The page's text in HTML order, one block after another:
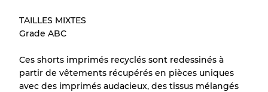
Notre système à 3 niveaux
Qualité BPeu utilisé
TAILLES MIXTES
Grade ABC
Ces shorts imprimés recyclés sont redessinés à
partir de vêtements récupérés en pièces uniques
avec des imprimés audacieux, des tissus mélangés